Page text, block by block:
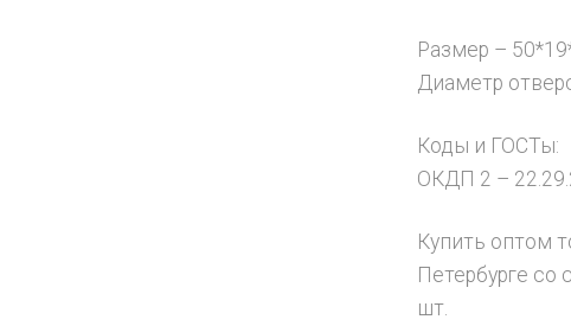
Размер –
Диаметр
Коды и ГОСТы:
ОКДП 2 –
Купить оптом
Петербурге со
шт.